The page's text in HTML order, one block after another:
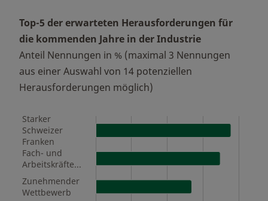
Top-5 der erwarteten Herausforderungen für
die kommenden Jahre in der Industrie
Anteil Nennungen in % (maximal 3 Nennungen
aus einer Auswahl von 14 potenziellen
Herausforderungen möglich)
Starker
Schweizer
Franken
Fach- und
Arbeitskräftemangel
Zunehmender
Wettbewerb